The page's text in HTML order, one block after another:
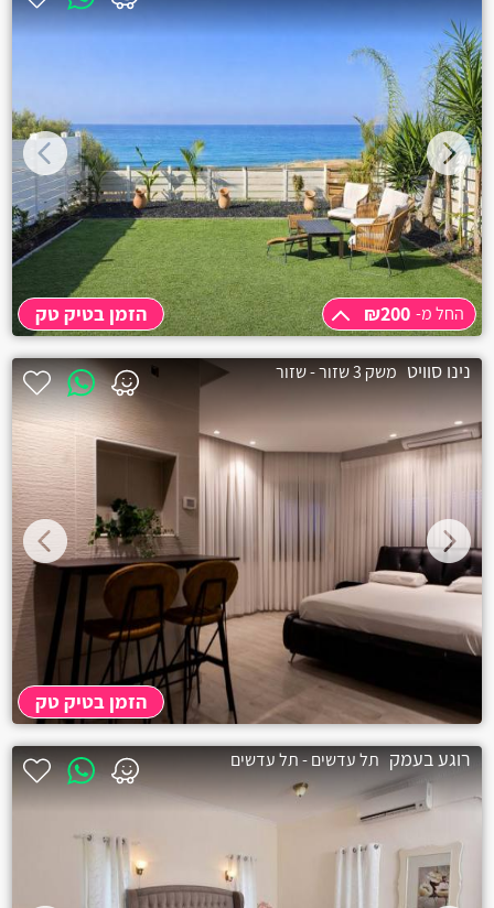
אביחיל
אביעזר
אבירים
אבן יצחק
אור עקיבא
אזור
אילת
בית אורן
בית העמק
החל מ-
₪200
שעה
₪200
שעתיים
₪250
הזמן בטיק טק החל מ- ₪200
נינו סוויט משק 3 שזור - שזור
הזמן בטיק טק
רוגע בעמק תל עדשים - תל עדשים